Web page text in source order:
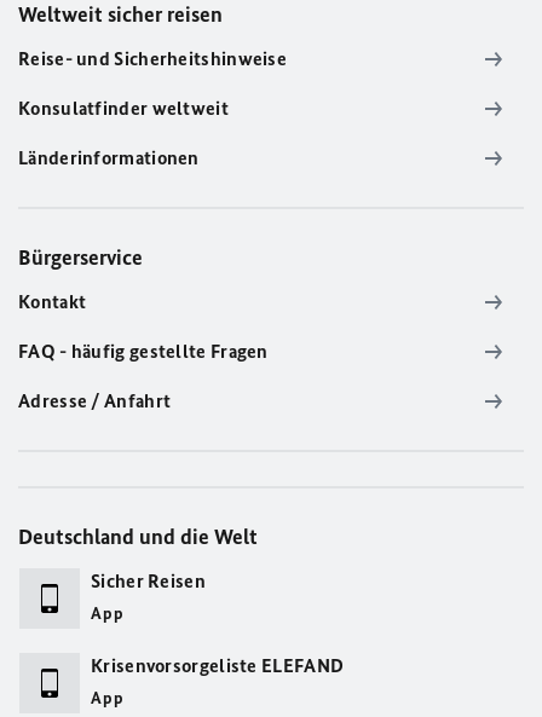
Weltweit sicher reisen
Reise- und Sicherheitshinweise
Konsulatfinder weltweit
Länderinformationen
Bürgerservice
Kontakt
FAQ - häufig gestellte Fragen
Adresse / Anfahrt
Deutschland und die Welt
Sicher Reisen
App
Krisenvorsorgeliste ELEFAND
App